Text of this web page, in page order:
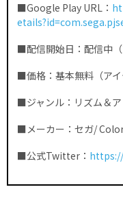
■Google Play URL：
■配信開始日：配信中（
■価格：基本無料（アイ
■ジャンル：リズム＆
■メーカー：セガ/
■公式Twitter：